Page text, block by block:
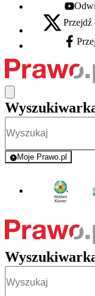
Youtube -
X - otwiera się w
Facebook
Moje Prawo.pl
- rejestracja i